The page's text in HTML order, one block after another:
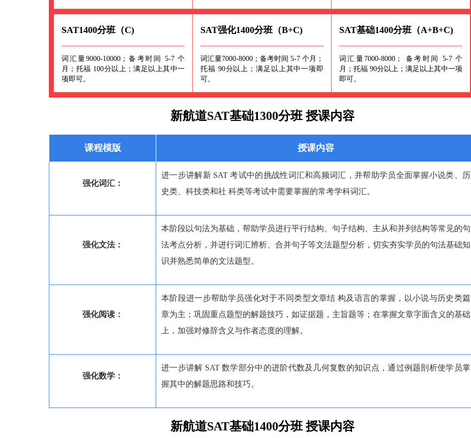
SAT1400分班（C)
词汇量9000-10000；备考时间 5-7 个
月；托福 100分以上；满足以上其中一
项即可。
SAT强化1400分班（B+C)
词汇量7000-8000；备考时间 5-7 个月；
托福 90分以上；满足以上其中一项即
可。
SAT基础1400分班（A+B+C)
词汇量7000-8000； 备考时间 5-7 个
月；托福 90分以上；满足以上其中一项
即可。
新航道SAT基础1300分班 授课内容
课程模版 授课内容
强化词汇：
进一步讲解新 SAT 考试中的挑战性词汇和高频词汇，并帮助学员全面掌握小说类、历
史类、科技类和社 科类等考试中需要掌握的常考学科词汇。
强化文法：
本阶段以句法为基础，帮助学员进行平行结构、句子结构、主从和并列结构等常见的句
法考点分析，并进行词汇辨析、合并句子等文法题型分析，切实夯实学员的句法基础知
识并熟悉简单的文法题型。
强化阅读：
本阶段进一步帮助学员强化对于不同类型文章结 构及语言的掌握，以小说与历史类篇
章为主；巩固重点题型的解题技巧，如证据题，主旨题等；在掌握文章字面含义的基础
上，加强对修辞含义与作者态度的理解。
强化数学：
进一步讲解 SAT 数学部分中的进阶代数及几何复数的知识点，通过例题剖析使学员掌
握其中的解题思路和技巧。
新航道SAT基础1400分班 授课内容